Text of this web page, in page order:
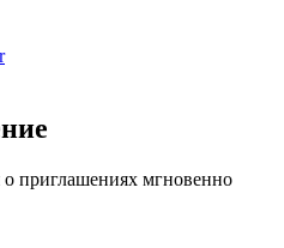
приглашениях мгновенно